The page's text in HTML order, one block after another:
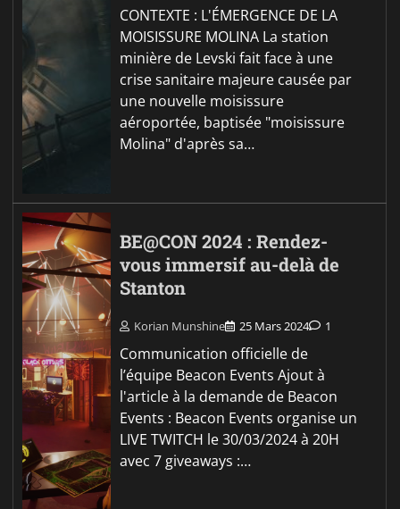
CONTEXTE : L'ÉMERGENCE DE LA
MOISISSURE MOLINA La station
minière de Levski fait face à une
crise sanitaire majeure causée par
une nouvelle moisissure
aéroportée, baptisée "moisissure
Molina" d'après sa…
BE@CON 2024 : Rendez-
vous immersif au-delà de
Stanton
Korian Munshine 25 Mars 2024 1
Communication officielle de
l’équipe Beacon Events Ajout à
l'article à la demande de Beacon
Events : Beacon Events organise un
LIVE TWITCH le 30/03/2024 à 20H
avec 7 giveaways :…